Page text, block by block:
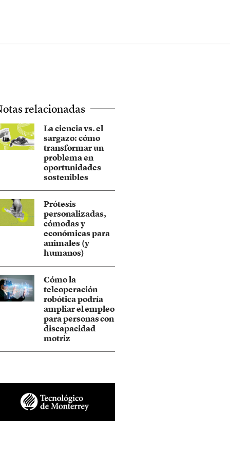
relacionadas
La ciencia vs. el
sargazo: cómo
transformar un
problema en
oportunidades
sostenibles
Prótesis
personalizadas,
cómodas y
económicas para
animales (y
humanos)
Cómo la
teleoperación
robótica podría
ampliar el empleo
para personas con
discapacidad
motriz